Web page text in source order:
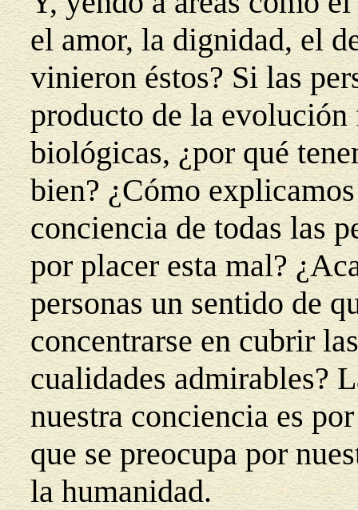
el amor, la dignidad, el
vinieron éstos? Si las
producto de la
biológicas, ¿por qué
bien? ¿Cómo
conciencia de todas las
por placer esta mal?
personas un sentido de
concentrarse en cubrir
cualidades admirables?
nuestra conciencia es
que se preocupa por
la humanidad.